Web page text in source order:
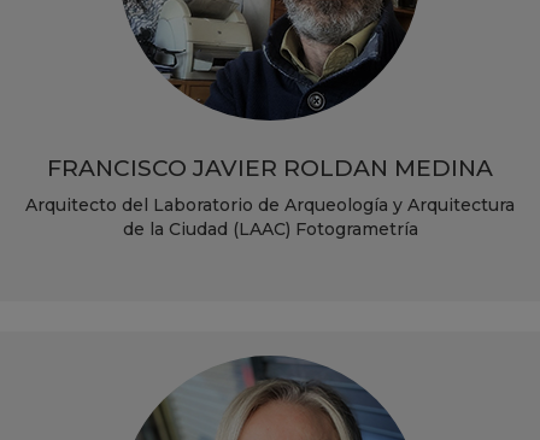
FRANCISCO JAVIER ROLDAN MEDINA
Arquitecto del Laboratorio de Arqueología y Arquitectura
de la Ciudad (LAAC) Fotogrametría